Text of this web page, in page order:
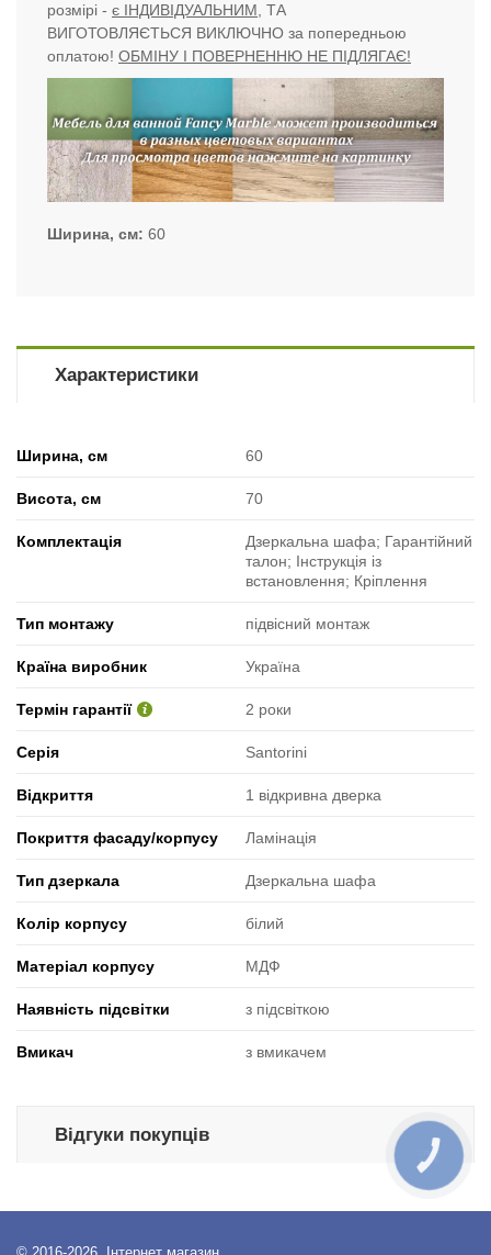
розмірі - є ІНДИВІДУАЛЬНИМ, ТА
ВИГОТОВЛЯЄТЬСЯ ВИКЛЮЧНО за попередньою
оплатою! ОБМІНУ І ПОВЕРНЕННЮ НЕ ПІДЛЯГАЄ!
Ширина, см 60
Характеристики
Ширина, см 60
Висота, см 70
Комплектація
Дзеркальна шафа; Гарантійний
талон; Інструкція із
встановлення; Кріплення
Тип монтажу підвісний монтаж
Країна виробник Україна
Термін гарантії 2 роки
Серія Santorini
Відкриття 1 відкривна дверка
Покриття фасаду/корпусу Ламінація
Тип дзеркала Дзеркальна шафа
Колір корпусу білий
Матеріал корпусу МДФ
Наявність підсвітки з підсвіткою
Вмикач з вмикачем
Відгуки покупців
КНОПКА
ЗВ'ЯЗКУ